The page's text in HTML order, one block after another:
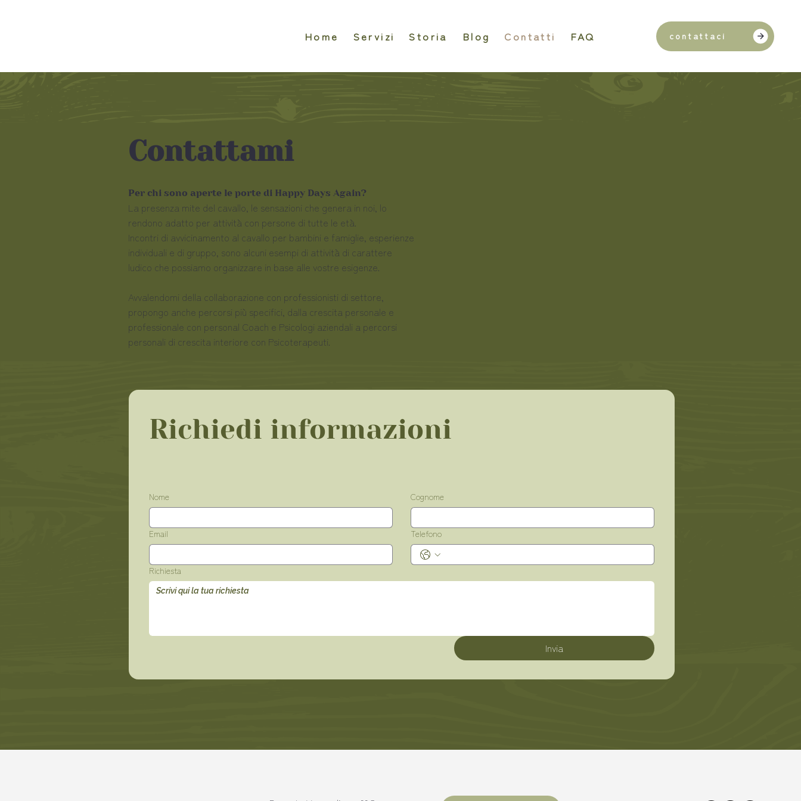
Home Servizi Storia Blog Contatti FAQ contattaci
Contattami
Per chi sono aperte le porte di Happy Days Again?
La presenza mite del cavallo, le sensazioni che genera in noi, lo
rendono adatto per attività con persone di tutte le età.
Incontri di avvicinamento al cavallo per bambini e famiglie, esperienze
individuali e di gruppo, sono alcuni esempi di attività di carattere
ludico che possiamo organizzare in base alle vostre esigenze.
Avvalendomi della collaborazione con professionisti di settore,
propongo anche percorsi più specifici, dalla crescita personale e
professionale con personal Coach e Psicologi aziendali a percorsi
personali di crescita interiore con Psicoterapeuti.
Richiedi informazioni
Nome Cognome
Email Telefono
Richiesta
Invia